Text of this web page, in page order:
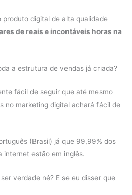
produto digital de alta qualidade
de reais e incontáveis horas na
a estrutura de vendas já criada?
fácil de seguir que até mesmo
no marketing digital achará fácil de
(Brasil) já que 99,99% dos
internet estão em inglês.
verdade né? E se eu disser que